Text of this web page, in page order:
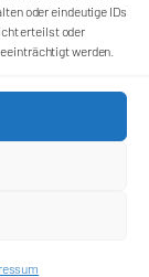
oder eindeutige IDs
erteilst oder
werden.